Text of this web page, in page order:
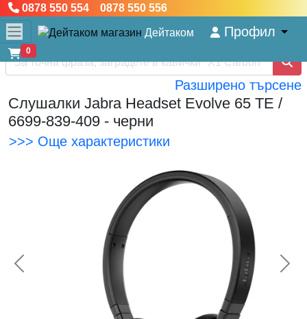
0878 550 554 0878 550 556
Дейтаком Профил
0
Разширено търсене
Слушалки Jabra Headset Evolve 65 TE /
6699-839-409 - черни
>>> Още характеристики
<< Предишна